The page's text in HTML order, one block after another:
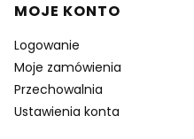
MOJE KONTO
Logowanie
Moje zamówienia
Przechowalnia
Ustawienia konta